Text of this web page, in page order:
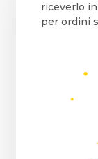
riceverlo
per ordini